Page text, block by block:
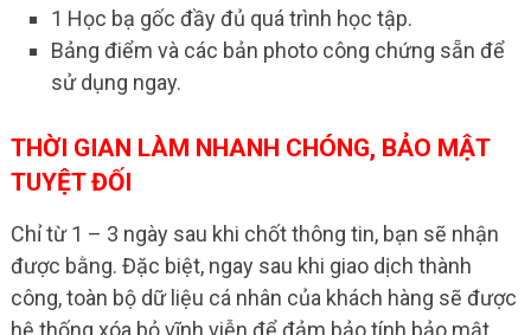
1 Học bạ gốc đầy đủ quá trình học tập.
Bảng điểm và các bản photo công chứng sẵn để
sử dụng ngay.
THỜI GIAN LÀM NHANH CHÓNG, BẢO MẬT
TUYỆT ĐỐI
Chỉ từ 1 – 3 ngày sau khi chốt thông tin, bạn sẽ nhận
được bằng. Đặc biệt, ngay sau khi giao dịch thành
công, toàn bộ dữ liệu cá nhân của khách hàng sẽ được
hệ thống xóa bỏ vĩnh viễn để đảm bảo tính bảo mật.